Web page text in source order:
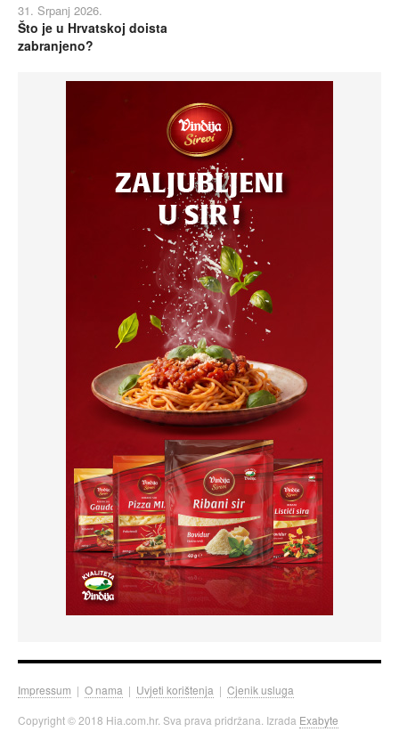
31. Srpanj 2026.
Što je u Hrvatskoj doista
zabranjeno?
Impressum | O nama | Uvjeti korištenja | Cjenik usluga
Copyright © 2018 Hia.com.hr. Sva prava pridržana. Izrada Exabyte